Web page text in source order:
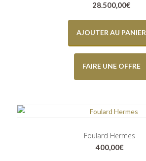
28.500,00€
AJOUTER AU PANIER
FAIRE UNE OFFRE
Foulard Hermes
400,00€